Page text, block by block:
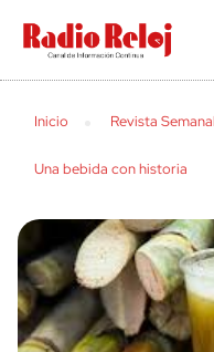
cerrar
Inicio Revista Semanal
Una bebida con historia